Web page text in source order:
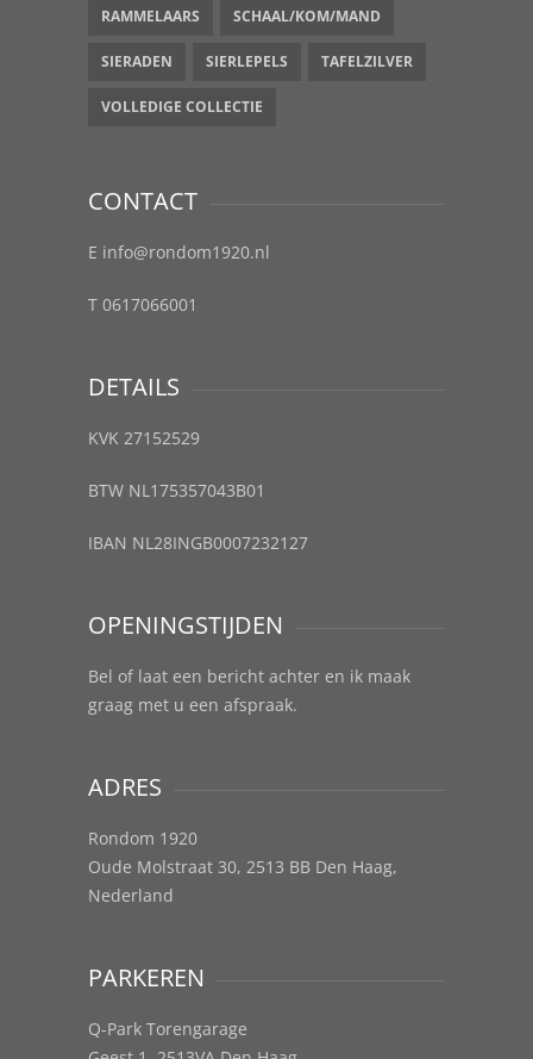
RAMMELAARS SCHAAL/KOM/MAND
SIERADEN SIERLEPELS TAFELZILVER
VOLLEDIGE COLLECTIE
CONTACT
E info@rondom1920.nl
T 0617066001
DETAILS
KVK 27152529
BTW NL175357043B01
IBAN NL28INGB0007232127
OPENINGSTIJDEN
Bel of laat een bericht achter en ik maak
graag met u een afspraak.
ADRES
Rondom 1920
Oude Molstraat 30, 2513 BB Den Haag,
Nederland
PARKEREN
Q-Park Torengarage